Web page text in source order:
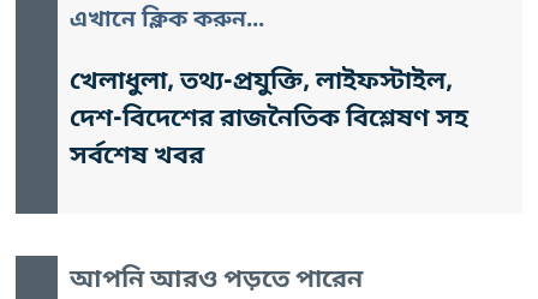
এখানে ক্লিক করুন...
খেলাধুলা, তথ্য-প্রযুক্তি, লাইফস্টাইল,
দেশ-বিদেশের রাজনৈতিক বিশ্লেষণ সহ
সর্বশেষ খবর
আপনি আরও পড়তে পারেন